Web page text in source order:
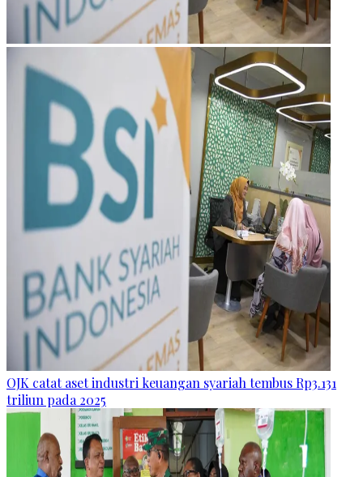
OJK catat aset industri keuangan syariah tembus Rp3.131
triliun pada 2025